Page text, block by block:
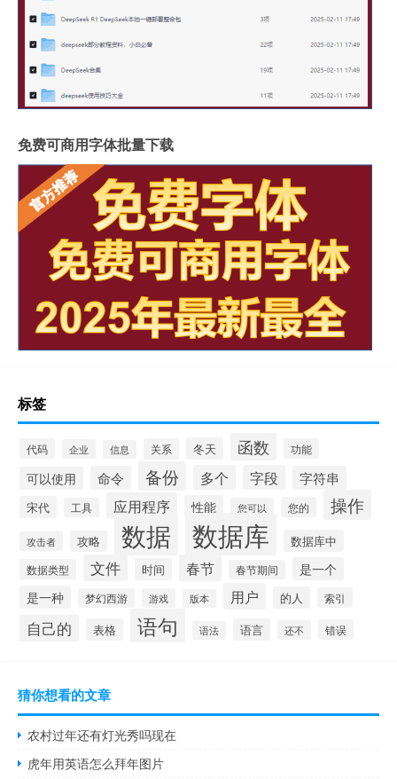
免费可商用字体批量下载
标签
代码 企业 信息 关系 冬天 函数 功能
可以使用 命令 备份 多个 字段 字符串
宋代 工具 应用程序 性能 您可以 您的 操作
攻击者 攻略 数据 数据库 数据库中
数据类型 文件 时间 春节 春节期间
是一个
是一种
梦幻西游 游戏 版本 用户 的人 索引
自己的 表格 语句 语法 语言 还不 错误
猜你想看的文章
农村过年还有灯光秀吗现在
虎年用英语怎么拜年图片